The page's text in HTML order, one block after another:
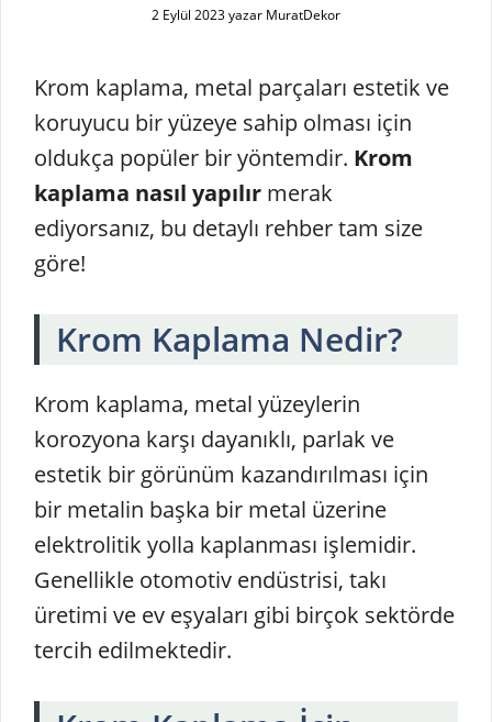
2 Eylül 2023yazar MuratDekor
Krom kaplama, metal parçaları estetik ve
koruyucu bir yüzeye sahip olması için
oldukça popüler bir yöntemdir. Krom
kaplama nasıl yapılır merak
ediyorsanız, bu detaylı rehber tam size
göre!
Krom Kaplama Nedir?
Krom kaplama, metal yüzeylerin
korozyona karşı dayanıklı, parlak ve
estetik bir görünüm kazandırılması için
bir metalin başka bir metal üzerine
elektrolitik yolla kaplanması işlemidir.
Genellikle otomotiv endüstrisi, takı
üretimi ve ev eşyaları gibi birçok sektörde
tercih edilmektedir.